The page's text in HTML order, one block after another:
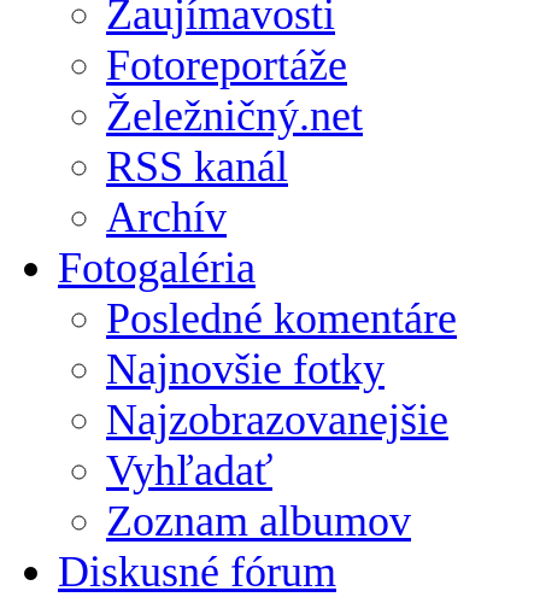
Zaujímavosti
Fotoreportáže
Želežničný.net
RSS kanál
Archív
Fotogaléria
Posledné komentáre
Najnovšie fotky
Najzobrazovanejšie
Vyhľadať
Zoznam albumov
Diskusné fórum